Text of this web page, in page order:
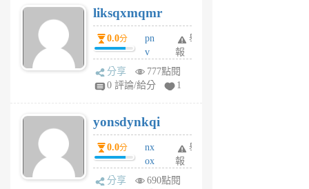
6
個
月
前
liksqxmqmr
0.0分
pn
v
wt
sv
6
個
月
前
舉
報
分享
777點閱
0 評論/給分
1
yonsdynkqi
0.0分
nx
ox
rh
舉
報
分享
690點閱